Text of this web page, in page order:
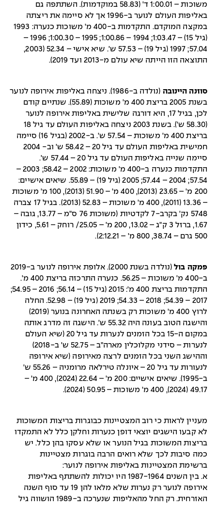
משוכות – 1:00.01 ד' (58.83 במוקדמות). השתתפה גם
באליפות העולם לנוער ב-1996 אך לא סיימה את ריצתה
במקצה המוקדם. התקדמות ב-400 מ' משוכות כנערה: 1993
(גיל 15) – 1:03.47; 1994 – 1:00.86; 1995 – 1:00.30; 1996 –
57.04; 1997 (גיל 19) – 57.53 ש'. שיא אישי – 52.34 (2003,
התוצאה הזו הייתה שיא עולם מ-2013 ועד 2019).
סוזנה היינובה
(נולדה ב-1986). ניצחה באליפות אירופה לנוער
בשנת 2005 בריצת 400 מ' משוכות (55.89). שנתיים קודם
לכן, בגיל 17, היא דורגה שלישית באליפות אירופה לנוער
(58.30 ש'). בשנת 2003 ניצחה באליפות העולם עד גיל 18
בריצת 400 מ' משוכות – 57.54 ש'. ב-2002 (בגיל 16) סיימה
חמישית באליפות העולם עד גיל 20 – 58.42 ש' וב- 2004
סיימה שנייה באליפות העולם עד גיל 20 – 57.44 ש'.
התקדמות כנערה ב-400 מ' משוכות: 2002 – 58.42; 2003 –
57.54; 2004 – 57.44; 2005 (גיל 19) – 55.89. שיאים אישיים:
200 מ' – 23.65 (2013), 400 מ' – 51.90 (2013), 100 מ' משוכות
– 13.36 (2011), 400 מ' משוכות – 52.83 (2013). בגיל 17 צברה
5748 נק' בקרב-7 לקדטיות (משוכות 76 ס"מ – 13.77, גובה –
1.67, ברזל 3 ק"ג – 13.02, 200 מ' – 25.05/ רוחק – 5.61, כידון
500 גרם – 38.74, 800 מ' – 2:12.21).
פמקה בול
(נולדה בשנת 2000). אלופת אירופה לנוער ב-2019
ב-400 מ' משוכות – 56.25. כנערה התרכזה בריצת 400 מ'.
התקדמות בריצת 400 מ': 2015 (גיל 15) – 56.14; 2016 – 54.95;
2017 – 54.39; 2018 – 54.33; 2019 (גיל 19) – 52.98. החלה
לרוץ 400 מ' משוכות רק בשנתה האחרונה בנוער (2019)
והישגה הטוב בעונה היה 55.32 ש'. הישגה זה מדרג אותה
במקום ה-15 בכל הזמנים לנערות עד גיל 20 (שיא העולם
לנערות – סידני מקלוכלין מארה"ב – 52.75 ש' ב-2018)
וההישג השני בכל הזמנים לרצה מאירופה (שיא אירופה
לנעורות עד גיל 20 – איונלה טירלאה מרומניה – 55.26 ש'
ב-1995). שיאים אישיים: 200 מ' – 22.64 (2024), 400 מ' –
49.17 (2024), 400 מ' משוכות – 50.95 (2024).
מעניין לראות כי רוב המצטיינות כבוגרות בריצות המשוכות
לא קבעו הישגים יוצאי דופן כנערות וחלקן כלל לא התמקדו
בריצות המשוכות בגיל הנוער או שלא עסקו בהן כלל. יש
כמה סיבות לכך שלא רואים הרבה בוגרות מצטיינות
ברשימת המצטיינות באליפות אירופה לנוער:
א. בין השנים 1987-1964 היו יכולות להשתתף באליפות
אירופה לנוער רק נערות שלא מלאו להן 19 עד סוף השנה
האזרחית. רק החל מהאליפות שנערכה ב-1989 הושווה גיל